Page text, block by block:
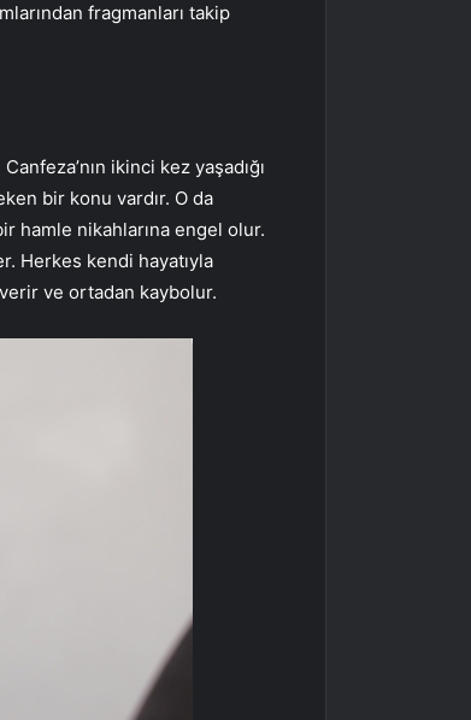
fragmanları takip
ikinci kez yaşadığı
bir konu vardır. O da
hamle nikahlarına engel olur.
Herkes kendi hayatıyla
ve ortadan kaybolur.